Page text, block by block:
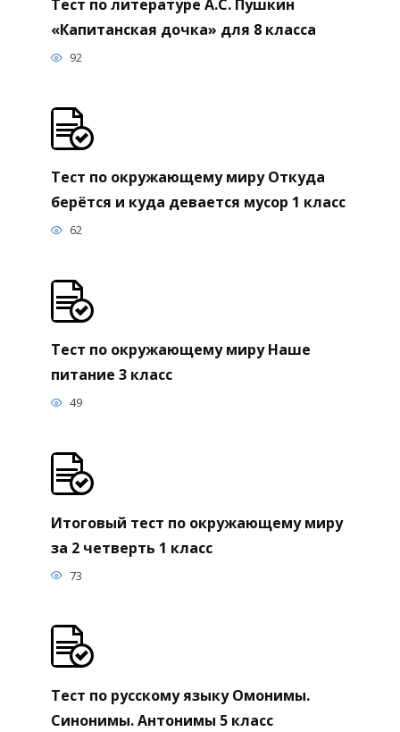
Тест по литературе А.С. Пушкин
«Капитанская дочка» для 8 класса
92
Тест по окружающему миру Откуда
берётся и куда девается мусор 1 класс
62
Тест по окружающему миру Наше
питание 3 класс
49
Итоговый тест по окружающему миру
за 2 четверть 1 класс
73
Тест по русскому языку Омонимы.
Синонимы. Антонимы 5 класс